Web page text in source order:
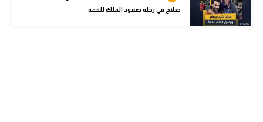
آسيا
صلاح في رحلة صعود الملك للقمة